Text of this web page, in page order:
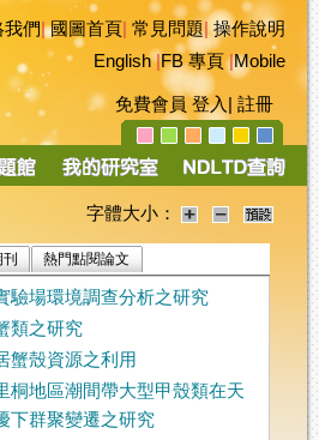
我們|國圖首頁 常見問題|操作說明
English|FB 專頁|Mobile
免費會員 登入 註冊
字體大小：
熱門點閱論文
驗場環境調查分析之研究
類之研究
蟹殼資源之利用
桐地區潮間帶大型甲殼類在天
下群聚變遷之研究